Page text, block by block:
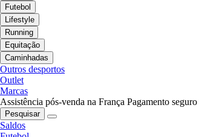
Futebol
Lifestyle
Running
Equitação
Caminhadas
Outros desportos
Outlet
Marcas
Assistência pós-venda na França Pagamento seguro
Pesquisar
Saldos